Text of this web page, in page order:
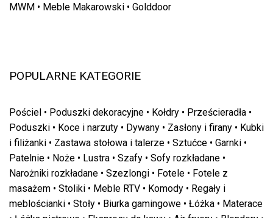
MWM • Meble Makarowski • Golddoor
POPULARNE KATEGORIE
Pościel • Poduszki dekoracyjne • Kołdry • Prześcieradła •
Poduszki • Koce i narzuty • Dywany • Zasłony i firany • Kubki
i filiżanki • Zastawa stołowa i talerze • Sztućce • Garnki •
Patelnie • Noże • Lustra • Szafy • Sofy rozkładane •
Narożniki rozkładane • Szezlongi • Fotele • Fotele z
masażem • Stoliki • Meble RTV • Komody • Regały i
meblościanki • Stoły • Biurka gamingowe • Łóżka • Materace